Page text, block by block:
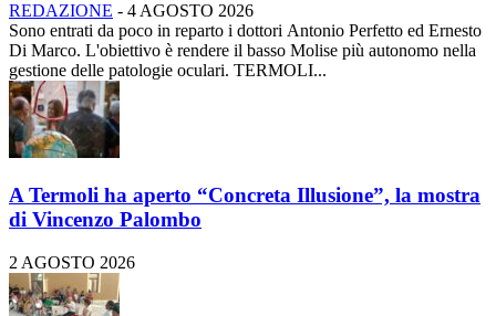
REDAZIONE - 4 AGOSTO 2026
Sono entrati da poco in reparto i dottori Antonio Perfetto ed Ernesto
Di Marco. L'obiettivo è rendere il basso Molise più autonomo nella
gestione delle patologie oculari. TERMOLI...
A Termoli ha aperto “Concreta Illusione”, la mostra
di Vincenzo Palombo
2 AGOSTO 2026